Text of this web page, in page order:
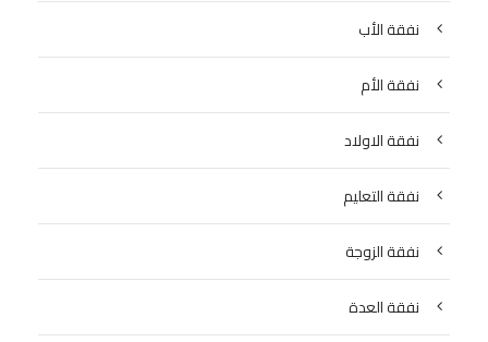
نفقة الأب
نفقة الأم
نفقة الاولاد
نفقة التعليم
نفقة الزوجة
نفقة العدة